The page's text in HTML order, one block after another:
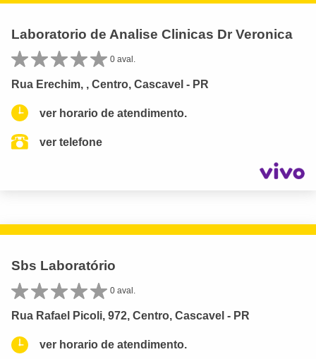
Laboratorio de Analise Clinicas Dr Veronica
0 aval.
Rua Erechim, , Centro, Cascavel - PR
ver horario de atendimento.
ver telefone
Sbs Laboratório
0 aval.
Rua Rafael Picoli, 972, Centro, Cascavel - PR
ver horario de atendimento.